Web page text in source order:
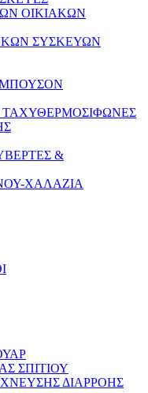
ΟΙΚΙΑΚΩΝ
ΣΥΣΚΕΥΩΝ
&
ΧΑΛΑΖΙΑ
ΣΠΙΤΙΟΥ
ΔΙΑΡΡΟΗΣ